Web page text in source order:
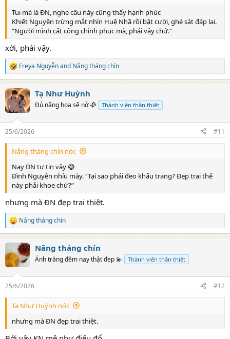
Tui mà là ĐN, nghe câu này cũng thấy hạnh phúc
Khiết Nguyên trừng mắt nhìn Huệ Nhã rồi bật cười, ghé sát đáp lại.
“Người mình cất công chinh phục mà, phải vậy chứ.”
xời, phải vậy.
R
e
c
i
s
:
Freya Nguyễnand Nắng tháng chín
Tạ Như Huỳnh
Đủ nắng hoa sẽ nở 🥀 Thành viên thân thiết
25/6/2026 #11
Nắng tháng chín nói:
Nay ĐN tự tin vậy 😅
Đình Nguyên nhíu mày. “Tại sao phải đeo khẩu trang? Đẹp trai thế
này phải khoe chứ?”
nhưng mà ĐN đẹp trai thiệt.
R
e
t
i
s
:
Nắng tháng chín
Nắng tháng chín
Ánh trăng đêm nay thật đẹp 💫 Thành viên thân thiết
25/6/2026 #12
Tạ Như Huỳnh nói:
nhưng mà ĐN đẹp trai thiệt.